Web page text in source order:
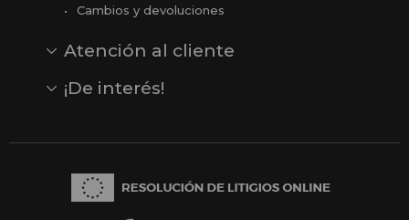
Cambios y devoluciones
Atención al cliente
Opiniones
Reseñas en Google
¡De interés!